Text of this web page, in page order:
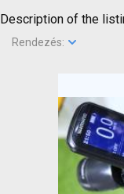
Description of the
Rendezés: